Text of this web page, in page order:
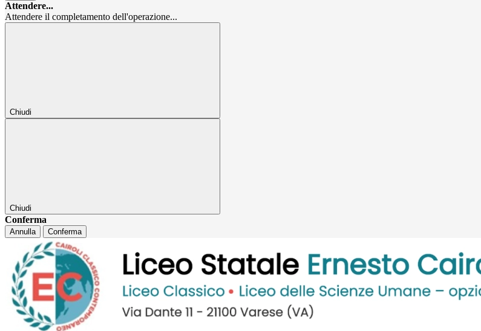
Attendere...
Attendere il completamento dell'operazione...
Chiudi
Chiudi
Conferma
Annulla Conferma